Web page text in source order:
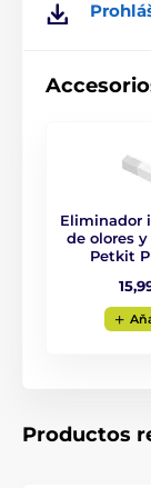
plataforma
ayudar a
puede
o separarse
Eliminador
de olores
Petkit
Productos